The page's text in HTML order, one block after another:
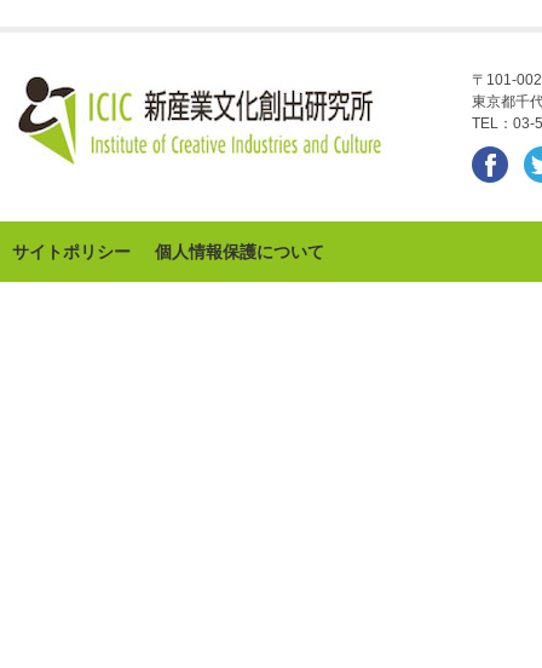
〒101-
東京都千
TEL：
サイトポリシー 個人情報保護について